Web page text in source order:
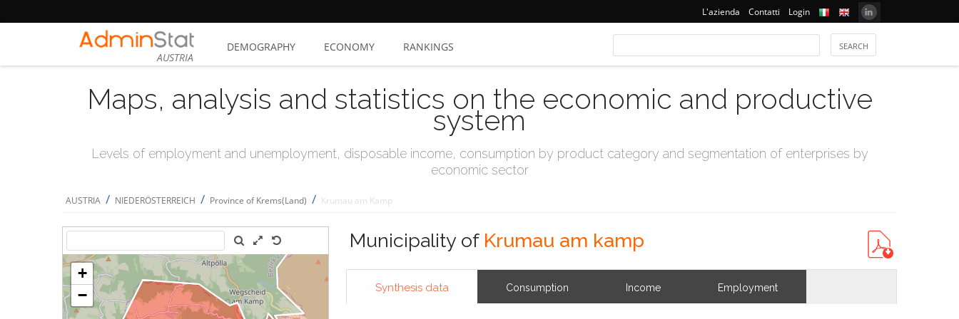
L'azienda Contatti Login
AUSTRIA
DEMOGRAPHY ECONOMY RANKINGS
Maps, analysis and statistics on the economic and productive
system
Levels of employment and unemployment, disposable income, consumption by product category and segmentation of enterprises by
economic sector
AUSTRIA / NIEDERÖSTERREICH / Province of Krems(Land) / Krumau am Kamp
Municipality of Krumau am kamp
Synthesis data Consumption Income Employment